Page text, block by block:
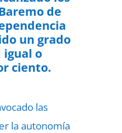
de
un grado
igual o
ciento.
las
la autonomía